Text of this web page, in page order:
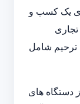
یک کسب و
تجاری
ترحیم شامل
دستگاه های